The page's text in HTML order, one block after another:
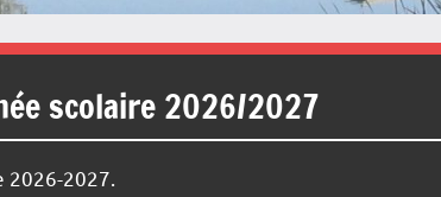
scolaire 2026/2027
2027.